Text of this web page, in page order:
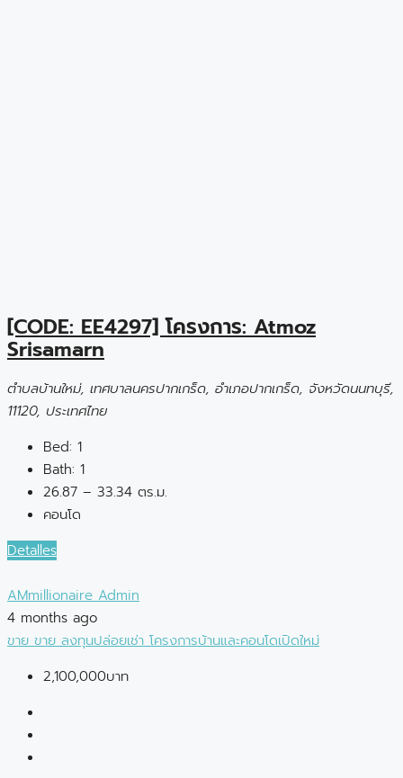
[CODE: EE4297] โครงการ: Atmoz
Srisamarn
ตำบลบ้านใหม่, เทศบาลนครปากเกร็ด, อำเภอปากเกร็ด, จังหวัดนนทบุรี,
11120, ประเทศไทย
Bed: 1
Bath: 1
26.87 – 33.34 ตร.ม.
คอนโด
Detalles
AMmillionaire Admin
4 months ago
ขาย ขาย ลงทุนปล่อยเช่า โครงการบ้านและคอนโดเปิดใหม่
2,100,000บาท